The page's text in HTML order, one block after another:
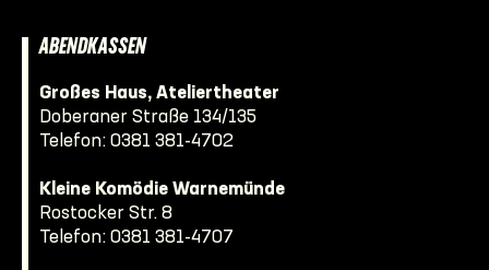
ABENDKASSEN
Großes Haus, Ateliertheater
Doberaner Straße 134/135
Telefon: 0381 381-4702
Kleine Komödie Warnemünde
Rostocker Str. 8
Telefon: 0381 381-4707